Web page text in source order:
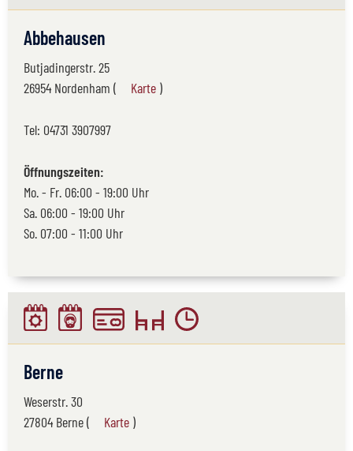
Abbehausen
Butjadingerstr. 25
26954 Nordenham (
Karte )
Tel: 04731 3907997
Öffnungszeiten:
Mo. - Fr. 06:00 - 19:00 Uhr
Sa. 06:00 - 19:00 Uhr
So. 07:00 - 11:00 Uhr
Berne
Weserstr. 30
27804 Berne (
Karte )